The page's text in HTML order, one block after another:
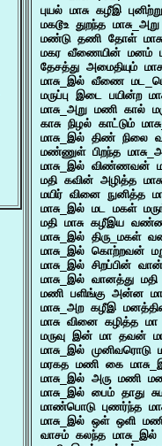
புயல் மாசு கழீஇ
மகடூஉ துறந்த
மண்டு தணி தோள்
மகர வீணையின் மனம்
தேசத்து அமைதியும்
மாசு_இல் வீணை
மருப்பு இடை பயின்ற
மாசு_அறு மணி கால்
காசு நிழல் காட்டும்
மாசு_இல் திண்
மண்ணுள் பிறந்த
மாசு_இல்
மதி கவின் அழித்த
மயிர் வினை நுனித்த
மாசு_இல் மட மகள்
மதி மாசு கழீஇய
மாசு_இல்
மாசு_இல் கொற்றவன்
மாசு_இல் சிறப்பின்
மாசு_இல் வானத்து
மணி பளிங்கு அன்ன
மாசு_அற கழீஇ
மாசு வினை கழித்த
மருவு இன் மா தவன்
மாசு_இல்
மரகத மணி கை
மாசு_இல் அரு மணி
மாசு_இல் பைம் தாது
மாண்பொடு புணர்ந்த
மாசு_இல் ஒள் ஒளி
வாசம் கலந்த